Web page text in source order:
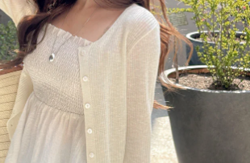
아우터
니트
블라우스